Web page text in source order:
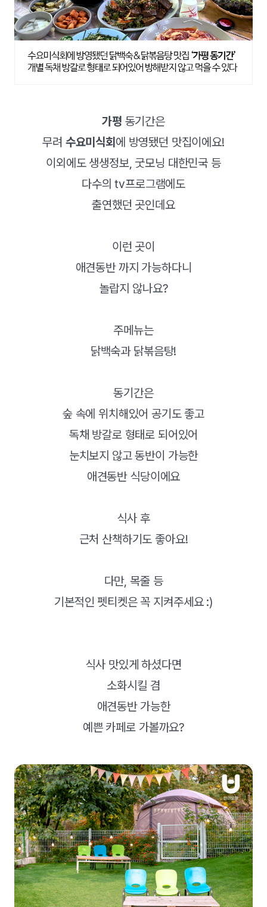
가평 동기간은
무려 수요미식회 에 방영됐던 맛집이에요!
이외에도 생생정보, 굿모닝 대한민국 등
다수의 tv프로그램에도
출연했던 곳인데요
이런 곳이
애견동반 까지 가능하다니
놀랍지 않나요?
주메뉴는
닭백숙과 닭볶음탕!
동기간은
숲 속에 위치해있어 공기도 좋고
독채 방갈로 형태로 되어있어
눈치보지 않고 동반이 가능한
애견동반 식당이에요
식사 후
근처 산책하기도 좋아요!
다만, 목줄 등
기본적인 펫티켓은 꼭 지켜주세요 :)
식사 맛있게 하셨다면
소화시킬 겸
애견동반 가능한
예쁜 카페로 가볼까요?